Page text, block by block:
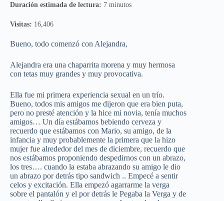
Duración estimada de lectura: 7 minutos
Visitas: 16,406
Bueno, todo comenzó con Alejandra,
Alejandra era una chaparrita morena y muy hermosa
con tetas muy grandes y muy provocativa.
Ella fue mi primera experiencia sexual en un trío.
Bueno, todos mis amigos me dijeron que era bien puta,
pero no presté atención y la hice mi novia, tenía muchos
amigos… Un día estábamos bebiendo cerveza y
recuerdo que estábamos con Mario, su amigo, de la
infancia y muy probablemente la primera que la hizo
mujer fue alrededor del mes de diciembre, recuerdo que
nos estábamos proponiendo despedirnos con un abrazo,
los tres…. cuando la estaba abrazando su amigo le dio
un abrazo por detrás tipo sandwich .. Empecé a sentir
celos y excitación. Ella empezó agarrarme la verga
sobre el pantalón y el por detrás le Pegaba la Verga y de